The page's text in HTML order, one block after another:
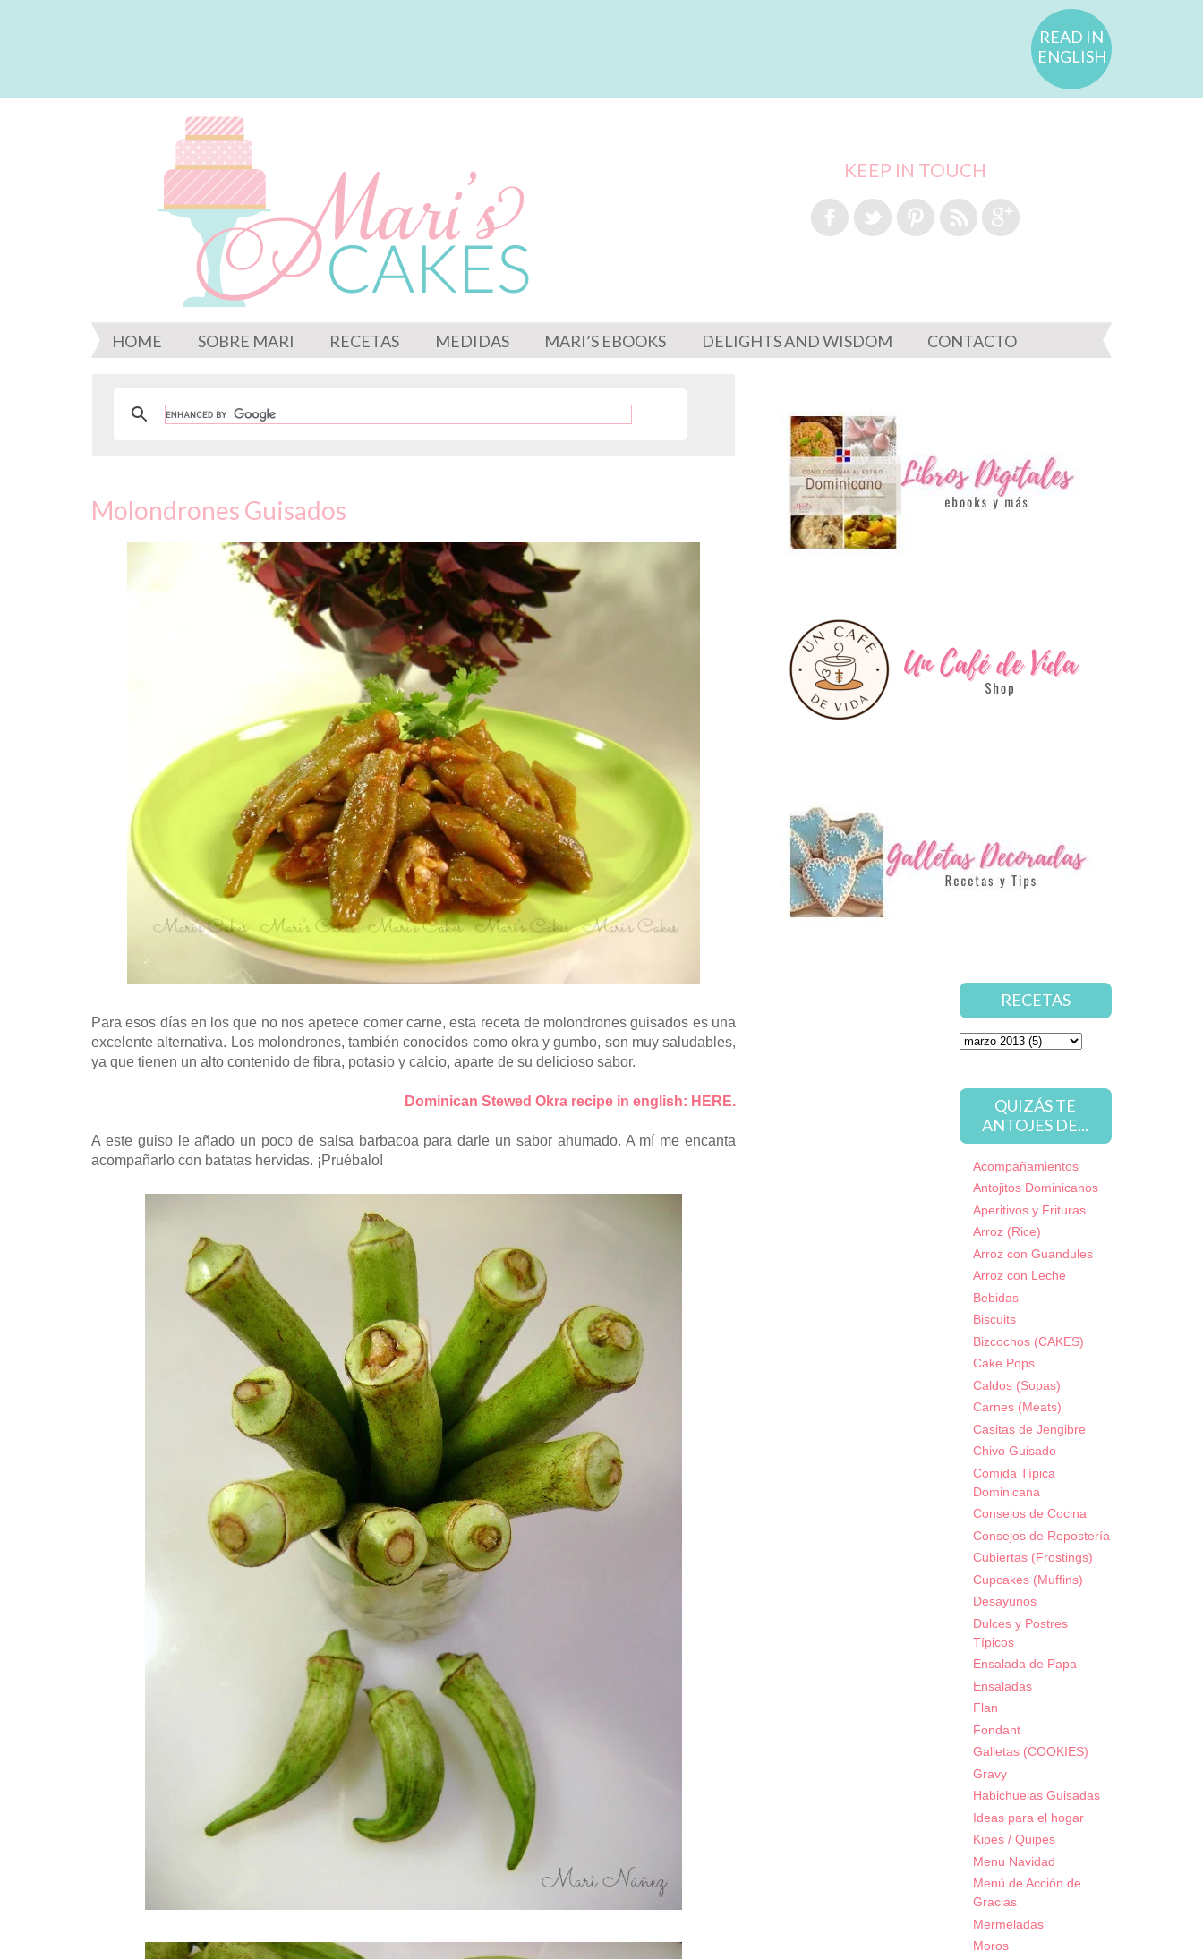
READ IN
ENGLISH
KEEP IN TOUCH
HOME SOBRE MARI RECETAS MEDIDAS MARI’S EBOOKS DELIGHTS AND WISDOM CONTACTO
RECETAS
QUIZÁS TE
ANTOJES DE...
Acompañamientos
Antojitos Dominicanos
Aperitivos y Frituras
Arroz (Rice)
Arroz con Guandules
Arroz con Leche
Bebidas
Biscuits
Bizcochos (CAKES)
Cake Pops
Caldos (Sopas)
Carnes (Meats)
Casitas de Jengibre
Chivo Guisado
Comida Típica
Dominicana
Consejos de Cocina
Consejos de Repostería
Cubiertas (Frostings)
Cupcakes (Muffins)
Desayunos
Dulces y Postres
Típicos
Ensalada de Papa
Ensaladas
Flan
Fondant
Galletas (COOKIES)
Gravy
Habichuelas Guisadas
Ideas para el hogar
Kipes / Quipes
Menu Navidad
Menú de Acción de
Gracias
Mermeladas
Moros
Molondrones Guisados
Para esos días en los que no nos apetece comer carne, esta receta de molondrones guisados es una
excelente alternativa. Los molondrones, también conocidos como okra ygumbo, son muy saludables,
ya que tienen un alto contenido de fibra, potasio y calcio, aparte de su delicioso sabor.
Dominican Stewed Okra recipe in english: HERE.
A este guiso le añado un poco de salsa barbacoa para darle un sabor ahumado. A mí me encanta
acompañarlo con batatas hervidas. ¡Pruébalo!